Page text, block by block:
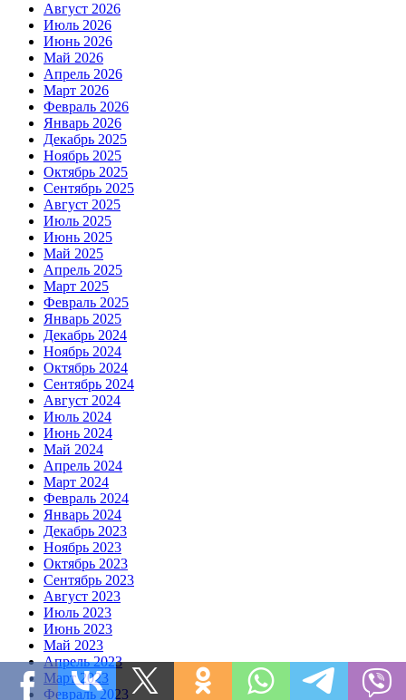
Август 2026
Июль 2026
Июнь 2026
Май 2026
Апрель 2026
Март 2026
Февраль 2026
Январь 2026
Декабрь 2025
Ноябрь 2025
Октябрь 2025
Сентябрь 2025
Август 2025
Июль 2025
Июнь 2025
Май 2025
Апрель 2025
Март 2025
Февраль 2025
Январь 2025
Декабрь 2024
Ноябрь 2024
Октябрь 2024
Сентябрь 2024
Август 2024
Июль 2024
Июнь 2024
Май 2024
Апрель 2024
Март 2024
Февраль 2024
Январь 2024
Декабрь 2023
Ноябрь 2023
Октябрь 2023
Сентябрь 2023
Август 2023
Июль 2023
Июнь 2023
Май 2023
Апрель 2023
Март 2023
Февраль 2023